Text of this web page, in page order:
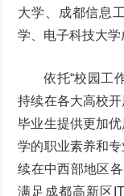
大学、成都信息
学、电子科技大学
依托“校园工
持续在各大高校
毕业生提供更加
学的职业素养和
续在中西部地区
满足成都高新区